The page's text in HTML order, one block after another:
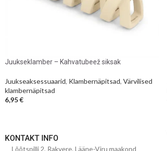
Juukseklamber – Kahvatubeež siksak
Juukseaksessuaarid, Klambernäpitsad, Värvilised
klambernäpitsad
6,95€
KONTAKT INFO
Lõõtspilli 2, Rakvere, Lääne-Viru maakond